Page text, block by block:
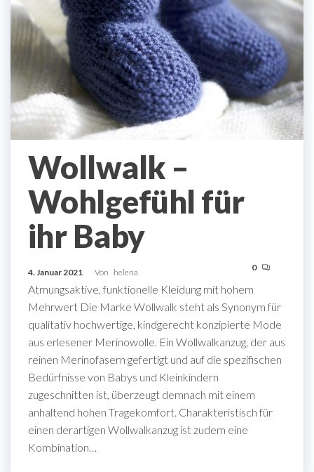
Wollwalk –
Wohlgefühl für
ihr Baby
4. Januar 2021 Von helena 0
Atmungsaktive, funktionelle Kleidung mit hohem
Mehrwert Die Marke Wollwalk steht als Synonym für
qualitativ hochwertige, kindgerecht konzipierte Mode
aus erlesener Merinowolle. Ein Wollwalkanzug, der aus
reinen Merinofasern gefertigt und auf die spezifischen
Bedürfnisse von Babys und Kleinkindern
zugeschnitten ist, überzeugt demnach mit einem
anhaltend hohen Tragekomfort. Charakteristisch für
einen derartigen Wollwalkanzug ist zudem eine
Kombination…